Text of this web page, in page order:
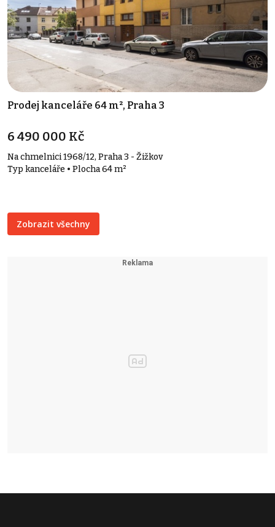
Prodej kanceláře 64 m², Praha 3
6 490 000 Kč
Na chmelnici 1968/12, Praha 3 - Žižkov
Typ kanceláře • Plocha 64 m²
Zobrazit všechny